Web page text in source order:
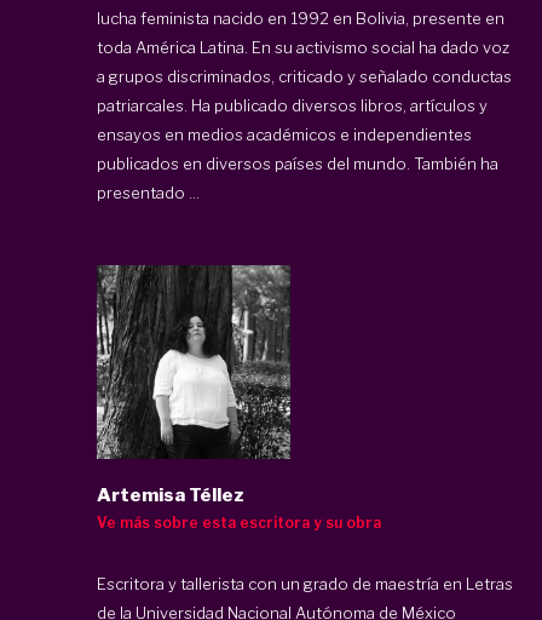
lucha feminista nacido en 1992 en Bolivia, presente en
toda América Latina. En su activismo social ha dado voz
a grupos discriminados, criticado y señalado conductas
patriarcales. Ha publicado diversos libros, artículos y
ensayos en medios académicos e independientes
publicados en diversos países del mundo. También ha
presentado ...
Artemisa Téllez
Ve más sobre esta escritora y su obra
Escritora y tallerista con un grado de maestría en Letras
de la Universidad Nacional Autónoma de México